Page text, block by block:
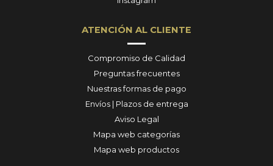
ATENCIÓN AL CLIENTE
Compromiso de Calidad
Preguntas frecuentes
Nuestras formas de pago
Envíos | Plazos de entrega
Aviso Legal
Mapa web categorías
Mapa web productos